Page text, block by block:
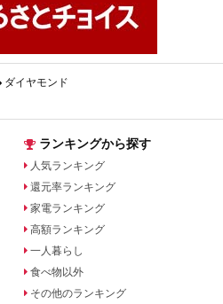
ダイヤモンド
ランキングから探す
人気ランキング
還元率ランキング
家電ランキング
高額ランキング
一人暮らし
食べ物以外
その他のランキング